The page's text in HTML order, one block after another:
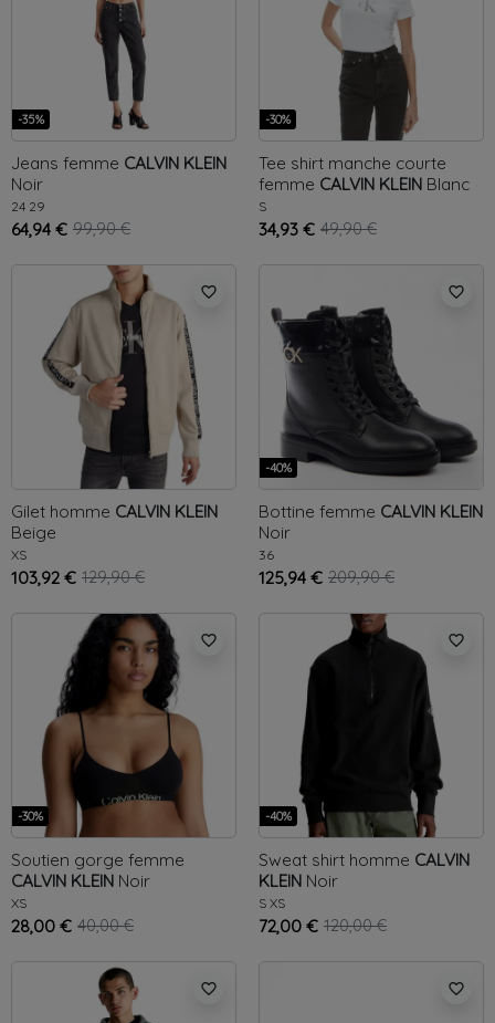
-35%
Jeans femme CALVIN KLEIN
Noir
24 29
64,94 € 99,90 €
-30%
Tee shirt manche courte
femme CALVIN KLEIN Blanc
S
34,93 € 49,90 €
favorite_border
Gilet homme CALVIN KLEIN
Beige
XS
103,92 € 129,90 €
favorite_border
-40%
Bottine femme CALVIN KLEIN
Noir
36
125,94 € 209,90 €
favorite_border
-30%
Soutien gorge femme
CALVIN KLEIN Noir
XS
28,00 € 40,00 €
favorite_border
-40%
Sweat shirt homme CALVIN
KLEIN Noir
S XS
72,00 € 120,00 €
favorite_border favorite_border